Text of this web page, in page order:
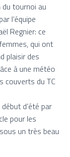
O
tournoi au
l’équipe
Regnier: ce
qui ont
plaisir des
à une météo
couverts du TC
d’été par
pour les
un très beau